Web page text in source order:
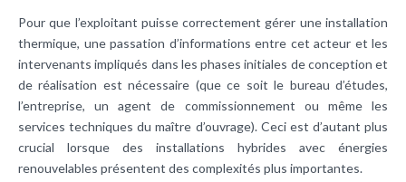
Pour que l’exploitant puisse correctement gérer une installation
thermique, une passation d’informations entre cet acteur et les
intervenants impliqués dans les phases initiales de conception et
de réalisation est nécessaire (que ce soit le bureau d’études,
l’entreprise, un agent de commissionnement ou même les
services techniques du maître d’ouvrage). Ceci est d’autant plus
crucial lorsque des installations hybrides avec énergies
renouvelables présentent des complexités plus importantes.